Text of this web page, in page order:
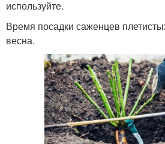
используйте.
Время посадки саженцев
весна.